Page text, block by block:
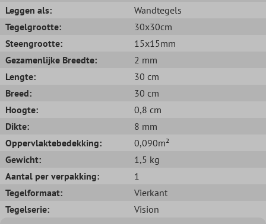
Leggen als:
Wandtegels
Tegelgrootte:
30x30cm
Steengrootte:
15x15mm
Gezamenlijke Breedte:
2 mm
Lengte:
30 cm
Breed:
30 cm
Hoogte:
0,8 cm
Dikte:
8 mm
Oppervlaktebedekking:
0,090m²
Gewicht:
1,5 kg
Aantal per verpakking:
1
Tegelformaat:
Vierkant
Tegelserie:
Vision